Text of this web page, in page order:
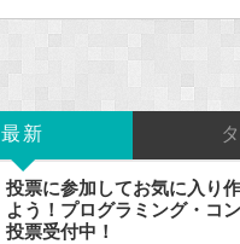
最新
投票に参加してお気に入り
よう！プログラミング・コ
投票受付中！